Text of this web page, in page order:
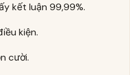
kết luận 99,99%.
kiện.
cười.